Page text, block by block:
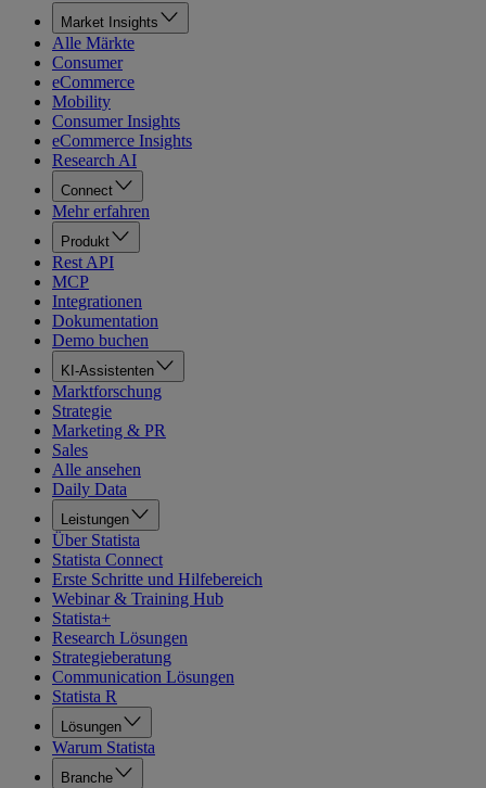
Market Insights
Alle Märkte
Consumer
eCommerce
Mobility
Consumer Insights
eCommerce Insights
Research AI
Connect
Mehr erfahren
Produkt
Rest API
MCP
Integrationen
Dokumentation
Demo buchen
KI-Assistenten
Marktforschung
Strategie
Marketing & PR
Sales
Alle ansehen
Daily Data
Leistungen
Über Statista
Statista Connect
Erste Schritte und Hilfebereich
Webinar & Training Hub
Statista+
Research Lösungen
Strategieberatung
Communication Lösungen
Statista R
Lösungen
Warum Statista
Branche